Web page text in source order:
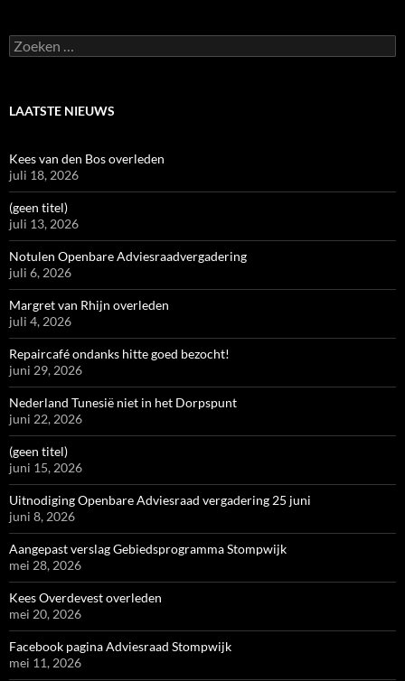
Zoeken
naar:
LAATSTE NIEUWS
Kees van den Bos overleden
juli 18, 2026
(geen titel)
juli 13, 2026
Notulen Openbare Adviesraadvergadering
juli 6, 2026
Margret van Rhijn overleden
juli 4, 2026
Repaircafé ondanks hitte goed bezocht!
juni 29, 2026
Nederland Tunesië niet in het Dorpspunt
juni 22, 2026
(geen titel)
juni 15, 2026
Uitnodiging Openbare Adviesraad vergadering 25 juni
juni 8, 2026
Aangepast verslag Gebiedsprogramma Stompwijk
mei 28, 2026
Kees Overdevest overleden
mei 20, 2026
Facebook pagina Adviesraad Stompwijk
mei 11, 2026